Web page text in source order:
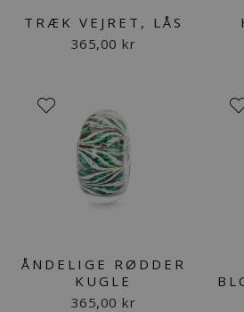
TRÆK VEJRET, LÅS
365,00 kr
ÅNDELIGE RØDDER
KUGLE
365,00 kr